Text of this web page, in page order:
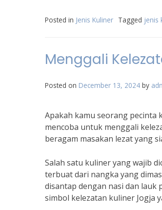
Posted in Jenis Kuliner Tagged jenis
Menggali
Posted on December 13, 2024 by
Apakah kamu seorang pecinta
mencoba untuk menggali
beragam masakan lezat yang
Salah satu kuliner yang wajib
terbuat dari nangka yang
disantap dengan nasi dan lauk
simbol kelezatan kuliner Jogja